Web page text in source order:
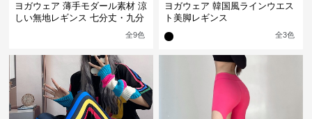
ヨガウェア 薄手モダール素材 涼
しい無地レギンス 七分丈・九分
全9色
ヨガウェア 韓国風ラインウエス
ト美脚レギンス
全3色